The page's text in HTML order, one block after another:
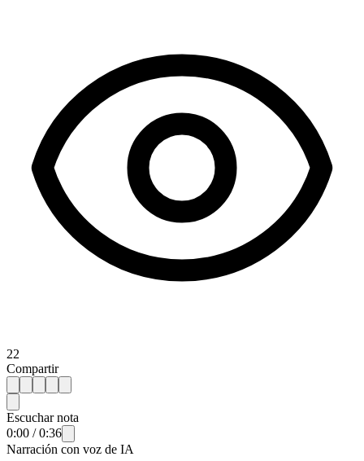
22
Compartir
Escuchar nota
0:00 /0:36
Narración con voz de IA